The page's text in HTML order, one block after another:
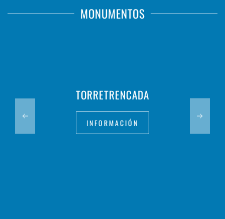
MONUMENTOS
TORRETRENCADA
INFORMACIÓN